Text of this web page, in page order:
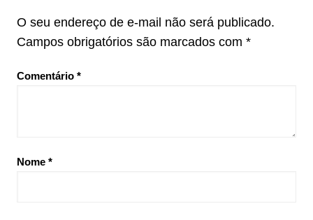
O seu endereço de e-mail não será publicado.
Campos obrigatórios são marcados com *
Comentário *
Nome *